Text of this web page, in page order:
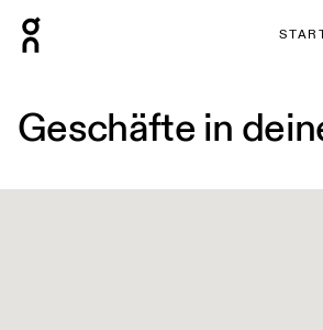
Geschäfte in